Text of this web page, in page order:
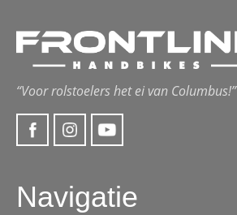
“Voor rolstoelers het ei van Columbus!”
Navigatie